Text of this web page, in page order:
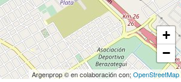
130 hectáreas rodeadas de arboleda y un
Abril de estilo Francés.
un nuevo estilo de vida donde confluyen
urbana. Es el espacio ideal
una convención, disfrutar del mejor
+
−
Argenprop © en colaboración con;OpenStreetMap